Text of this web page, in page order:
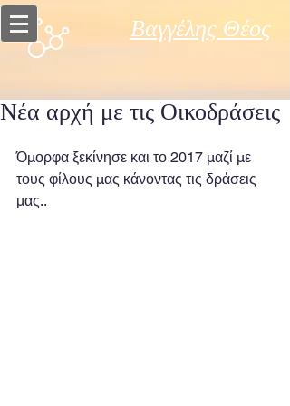
Βαγγέλης Θέος
Νέα αρχή με τις Οικοδράσεις
Όμορφα ξεκίνησε και το 2017 μαζί με
τους φίλους μας κάνοντας τις δράσεις
μας..